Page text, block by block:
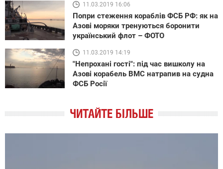
11.03.2019 16:06
Попри стеження кораблів ФСБ РФ: як на
Азові моряки тренуються боронити
український флот – ФОТО
11.03.2019 14:19
"Непрохані гості": під час вишколу на
Азові корабель ВМС натрапив на судна
ФСБ Росії
ЧИТАЙТЕ БІЛЬШЕ